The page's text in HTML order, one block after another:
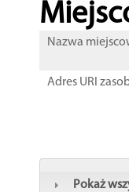
Nazwa
Adres URI
Pokaż